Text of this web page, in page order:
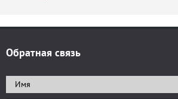
Обратная связь